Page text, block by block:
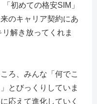
初めての格安SIM」
のキャリア契約にあ
リ解き放ってくれま
ろ、みんな「何でこ
とびっくりしていま
応えて進化していく